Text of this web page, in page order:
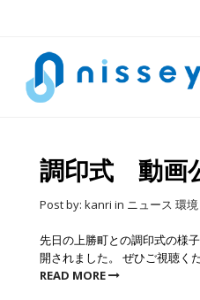
調印式 動画
Post by: kanri in ニュース 環境
先日の上勝町との調印式の様
開されました。 ぜひご視聴
READ MORE